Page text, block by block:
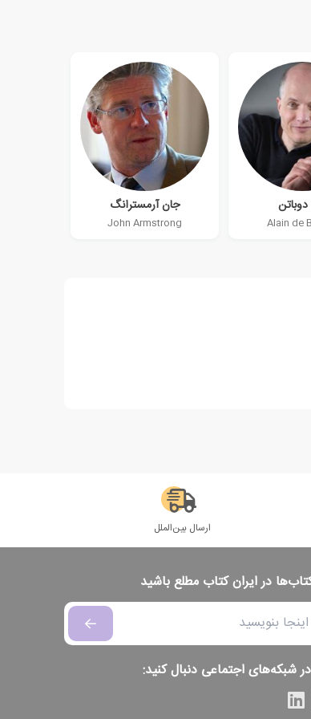
Alain de
جان آرمسترانگ
John Armstrong
ارسال بین‌الملل
در ایران کتاب مطلع باشید
شبکه‌های اجتماعی دنبال کنید: